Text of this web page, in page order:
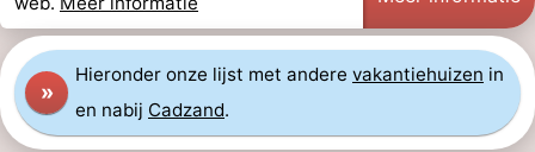
»
Hieronder onze lijst met andere vakantiehuizen in
en nabij Cadzand.